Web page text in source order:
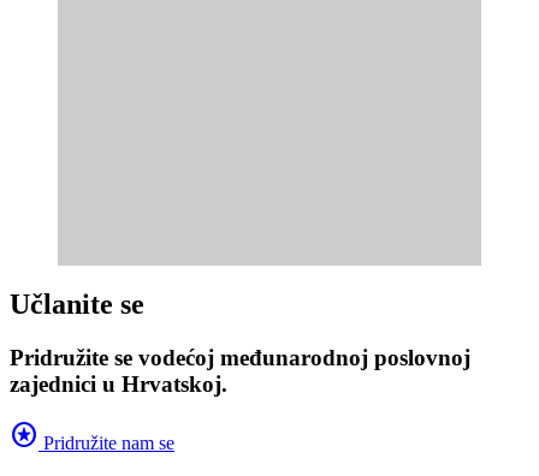
Učlanite se
Pridružite se vodećoj međunarodnoj poslovnoj
zajednici u Hrvatskoj.
stars Pridružite nam se